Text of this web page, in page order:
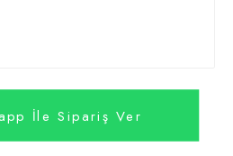
İle Sipariş Ver